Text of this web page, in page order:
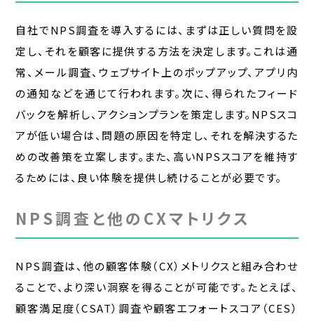
自社でNPS調査を導入するには、まずは正しい質問を設
定し、それを顧客に提供する方法を決定します。これは通
常、メール調査、ウェブサイト上のポップアップ、アプリ内
の通知などを通じて行われます。次に、得られたフィード
バックを解析し、アクションプランを策定します。NPSスコ
アが低い場合は、問題の原因を特定し、それを解決するた
めの改善策を立案します。また、高いNPSスコアを維持す
るためには、良い体験を提供し続けることが必要です。
NPS調査と他のCXマトリクス
NPS調査は、他の顧客体験（CX）メトリクスと組み合わせ
ることで、より深い洞察を得ることが可能です。たとえば、
顧客満足度（CSAT）調査や顧客エフォートスコア（CES）